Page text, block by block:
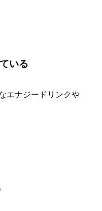
いる
エナジードリンクや